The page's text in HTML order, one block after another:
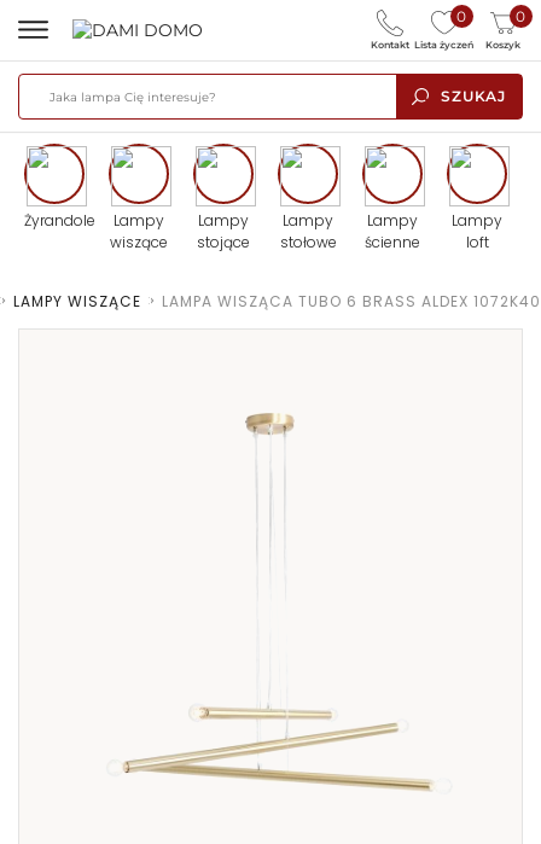
SZUKAJ
0
Lista życzeń
0
Koszyk
Kontakt
Żyrandole
Lampy
wiszące
Lampy
stojące
Lampy
stołowe
Lampy
ścienne
Lampy
loft
> LAMPY WISZĄCE > LAMPA WISZĄCA TUBO 6 BRASS ALDEX 1072K40